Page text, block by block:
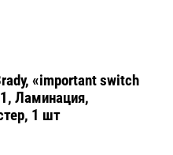
«important switch
Ламинация,
1 шт